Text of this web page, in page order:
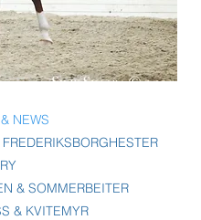
NEWS
FREDERIKSBORGHESTER
& SOMMERBEITER
& KVITEMYR